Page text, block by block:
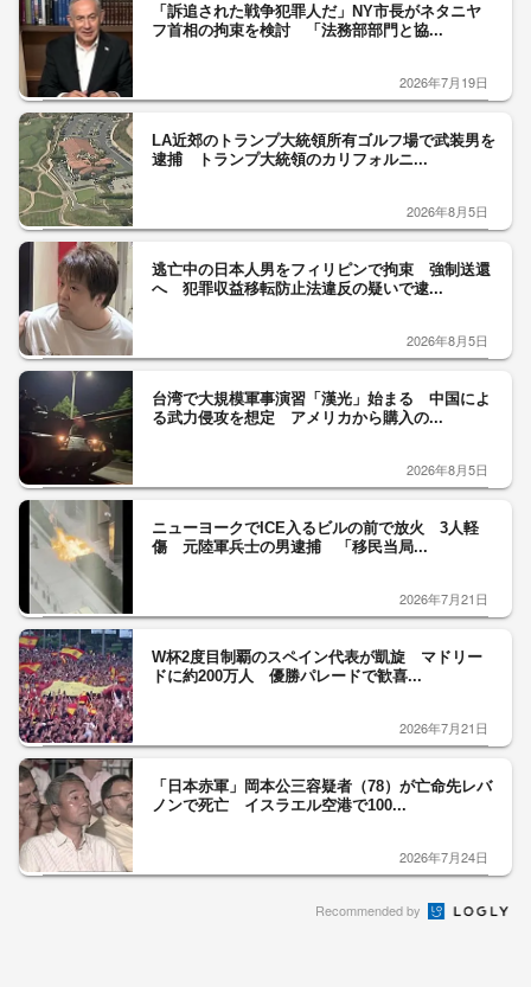
「訴追された戦争犯罪人だ」NY市長がネタニヤ
フ首相の拘束を検討 「法務部部門と協...
2026年7月19日
LA近郊のトランプ大統領所有ゴルフ場で武装男を
逮捕 トランプ大統領のカリフォルニ...
2026年8月5日
逃亡中の日本人男をフィリピンで拘束 強制送還
へ 犯罪収益移転防止法違反の疑いで逮...
2026年8月5日
台湾で大規模軍事演習「漢光」始まる 中国によ
る武力侵攻を想定 アメリカから購入の...
2026年8月5日
ニューヨークでICE入るビルの前で放火 3人軽
傷 元陸軍兵士の男逮捕 「移民当局...
2026年7月21日
W杯2度目制覇のスペイン代表が凱旋 マドリー
ドに約200万人 優勝パレードで歓喜...
2026年7月21日
「日本赤軍」岡本公三容疑者（78）が亡命先レバ
ノンで死亡 イスラエル空港で100...
2026年7月24日
Recommended by